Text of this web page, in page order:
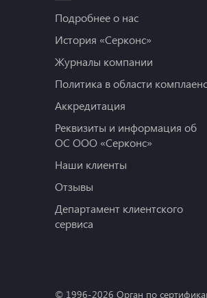
Подробнее о нас
История «Серконс»
Журналы компании
Политика в области комплаенс
Аккредитация
Реквизиты и информация об
ОС ООО «Серконс»
Наши клиенты
Отзывы
Департамент клиентского
сервиса
© 1996-2026 Орган по